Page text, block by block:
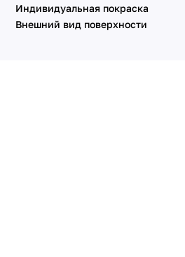
Серия OMALI
Серия OMALI [Zigbee,
Индивидуальная покраска
Внешний вид поверхности